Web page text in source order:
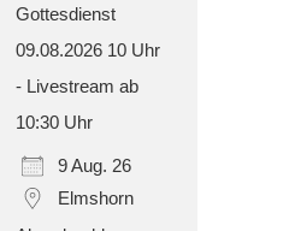
Gottesdienst
09.08.2026 10 Uhr
- Livestream ab
10:30 Uhr
9 Aug. 26
Elmshorn